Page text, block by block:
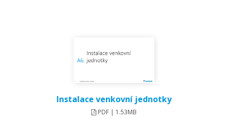
Instalace venkovní jednotky
PDF | 1.53MB